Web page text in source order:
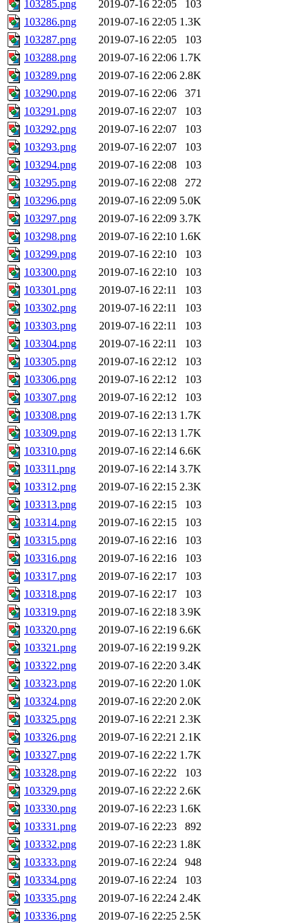
103285.png 2019-07-16 22:05
103
103286.png
2019-07-16 22:05 1.3K
103287.png
2019-07-16 22:05
103
103288.png
2019-07-16 22:06 1.7K
103289.png
2019-07-16 22:06 2.8K
103290.png
2019-07-16 22:06
371
103291.png
2019-07-16 22:07
103
103292.png
2019-07-16 22:07
103
103293.png
2019-07-16 22:07
103
103294.png
2019-07-16 22:08
103
103295.png
2019-07-16 22:08
272
103296.png
2019-07-16 22:09 5.0K
103297.png
2019-07-16 22:09 3.7K
103298.png
2019-07-16 22:10 1.6K
103299.png
2019-07-16 22:10
103
103300.png
2019-07-16 22:10
103
103301.png
2019-07-16 22:11
103
103302.png
2019-07-16 22:11
103
103303.png
2019-07-16 22:11
103
103304.png
2019-07-16 22:11
103
103305.png
2019-07-16 22:12
103
103306.png
2019-07-16 22:12
103
103307.png
2019-07-16 22:12
103
103308.png
2019-07-16 22:13 1.7K
103309.png
2019-07-16 22:13 1.7K
103310.png
2019-07-16 22:14 6.6K
103311.png
2019-07-16 22:14 3.7K
103312.png
2019-07-16 22:15 2.3K
103313.png
2019-07-16 22:15
103
103314.png
2019-07-16 22:15
103
103315.png
2019-07-16 22:16
103
103316.png
2019-07-16 22:16
103
103317.png
2019-07-16 22:17
103
103318.png
2019-07-16 22:17
103
103319.png
2019-07-16 22:18 3.9K
103320.png
2019-07-16 22:19 6.6K
103321.png
2019-07-16 22:19 9.2K
103322.png
2019-07-16 22:20 3.4K
103323.png
2019-07-16 22:20 1.0K
103324.png
2019-07-16 22:20 2.0K
103325.png
2019-07-16 22:21 2.3K
103326.png
2019-07-16 22:21 2.1K
103327.png
2019-07-16 22:22 1.7K
103328.png
2019-07-16 22:22
103
103329.png
2019-07-16 22:22 2.6K
103330.png
2019-07-16 22:23 1.6K
103331.png
2019-07-16 22:23
892
103332.png
2019-07-16 22:23 1.8K
103333.png
2019-07-16 22:24
948
103334.png
2019-07-16 22:24
103
103335.png
2019-07-16 22:24 2.4K
103336.png
2019-07-16 22:25 2.5K